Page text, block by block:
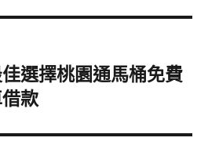
選擇桃園通馬桶免費
款